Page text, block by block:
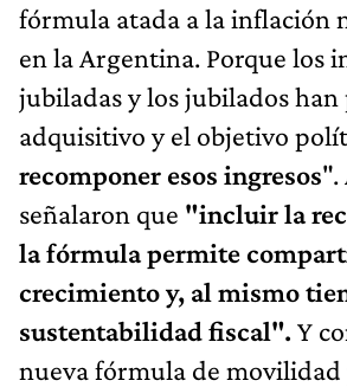
fórmula atada a la inflación
en la Argentina. Porque los
jubiladas y los jubilados
adquisitivo y el objetivo
recomponer esos ingresos".
señalaron que "incluir la
la fórmula permite
crecimiento y, al mismo
sustentabilidad fiscal". Y
nueva fórmula de